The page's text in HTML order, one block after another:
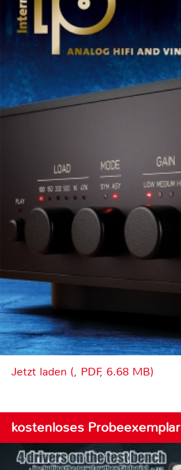
Jetzt laden (, PDF, 6.68 MB)
kostenloses Probeexemplar